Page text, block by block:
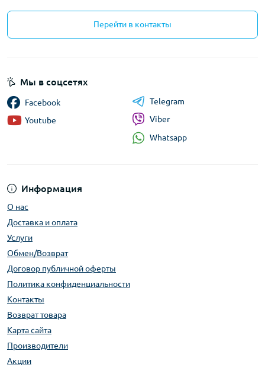
Перейти в контакты
Информация
О нас
Доставка и оплата
Услуги
Обмен/Возврат
Договор публичной оферты
Политика конфиденциальности
Контакты
Возврат товара
Карта сайта
Производители
Акции
Мы в соцсетях
Facebook
Youtube
Telegram
Viber
Whatsapp